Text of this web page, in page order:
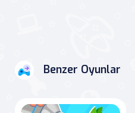
Benzer Oyunlar